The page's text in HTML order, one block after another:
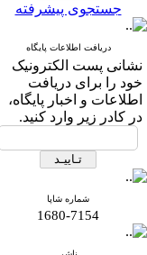
جستجوی پیشرفته
دریافت اطلاعات پایگاه
نشانی پست الکترونیک
خود را برای دریافت
اطلاعات و اخبار پایگاه،
در کادر زیر وارد کنید.
شماره شاپا
1680-7154